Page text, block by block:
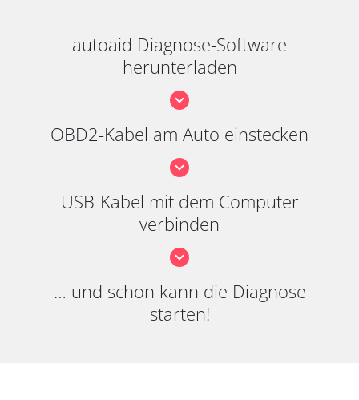
autoaid Diagnose-Software
herunterladen
OBD2-Kabel am Auto einstecken
USB-Kabel mit dem Computer
verbinden
… und schon kann die Diagnose
starten!